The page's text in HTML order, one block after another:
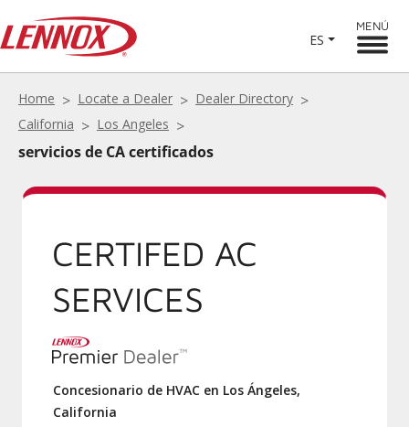
ES
MENÚ
Home Locate a Dealer
Dealer Directory
California
Los Angeles
servicios de CA certificados
CERTIFED AC
SERVICES
Concesionario de HVAC en Los Ángeles,
California